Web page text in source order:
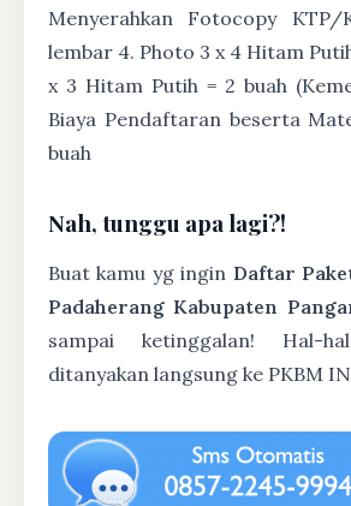
Menyerahkan Fotocopy KTP/
lembar 4. Photo 3 x 4 Hitam
x 3 Hitam Putih = 2 buah
Biaya Pendaftaran beserta
buah
Nah, tunggu apa lagi?!
Buat kamu yg ingin Daftar
Padaherang Kabupaten
sampai ketinggalan! Hal-
ditanyakan langsung ke PKBM